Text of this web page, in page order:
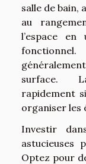
salle de
au
l’espace
surface.
rapidement
organiser les
Investir
astucieuses
Optez pour